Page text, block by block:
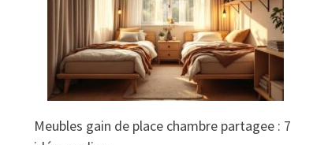
Meubles gain de place chambre partagee : 7